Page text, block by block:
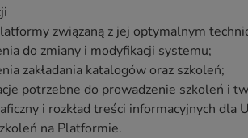
związaną z jej optymalnym
do zmiany i modyfikacji systemu;
zakładania katalogów oraz szkoleń;
potrzebne do prowadzenie szkoleń i
i rozkład treści informacyjnych dla
na Platformie.